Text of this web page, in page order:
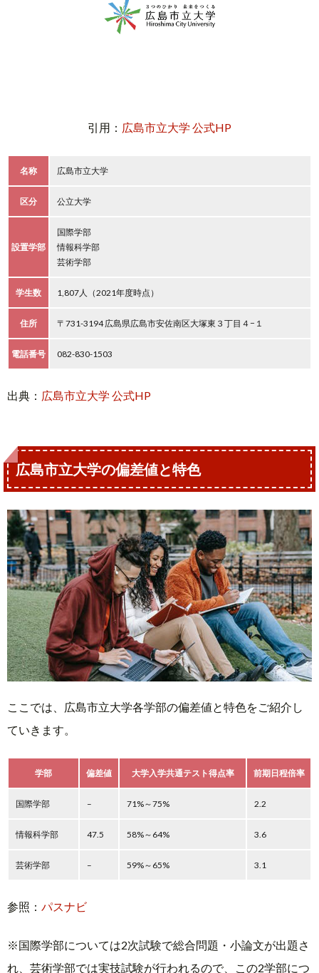
引用： 広島市立大学 公式HP
名称 広島市立大学
区分 公立大学
設置学部
国際学部
情報科学部
芸術学部
学生数 1,807人（2021年度時点）
住所 〒731-3194 広島県広島市安佐南区大塚東３丁目４−１
電話番号 082-830-1503
出典： 広島市立大学 公式HP
広島市立大学の偏差値と特色
ここでは、広島市立大学各学部の偏差値と特色をご紹介し
ていきます。
学部 偏差値 大学入学共通テスト得点率 前期日程倍率
国際学部 – 71%～75% 2.2
情報科学部 47.5 58%～64% 3.6
芸術学部 – 59%～65% 3.1
参照： パスナビ
※国際学部については2次試験で総合問題・小論文が出題さ
れ、芸術学部では実技試験が行われるので、この2学部につ